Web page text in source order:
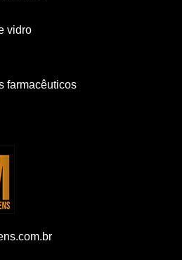
vidro
farmacêuticos